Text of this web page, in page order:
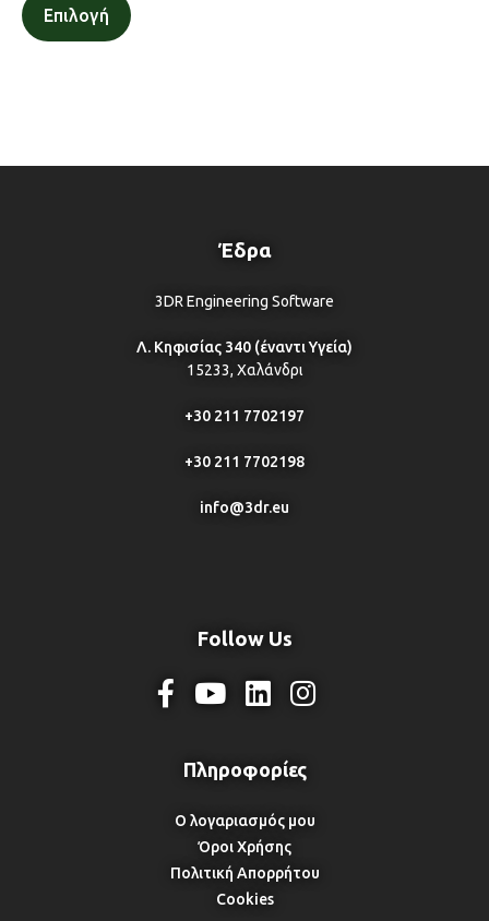
Επιλογή
Έδρα
3DR Engineering Software
Λ. Κηφισίας 340 (έναντι Υγεία)
15233, Χαλάνδρι
+30 211 7702197
+30 211 7702198
info@3dr.eu
Follow Us
Ο λογαριασμός μου
Όροι Χρήσης
Πολιτική Απορρήτου
Cookies